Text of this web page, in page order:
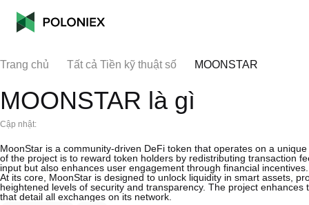
Trang chủ Tất cả Tiền kỹ thuật số MOONSTAR
MOONSTAR là gì
Cập nhật:
MoonStar is a community-driven DeFi token that operates on a
of the project is to reward token holders by redistributing transaction
input but also enhances user engagement through financial incentives.
At its core, MoonStar is designed to unlock liquidity in smart assets,
heightened levels of security and transparency. The project
that detail all exchanges on its network.